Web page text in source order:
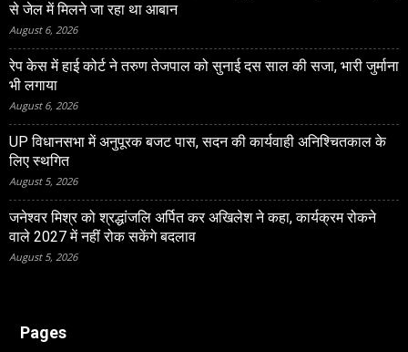
से जेल में मिलने जा रहा था आबान
August 6, 2026
रेप केस में हाई कोर्ट ने तरुण तेजपाल को सुनाई दस साल की सजा, भारी जुर्माना
भी लगाया
August 6, 2026
UP विधानसभा में अनुपूरक बजट पास, सदन की कार्यवाही अनिश्चितकाल के
लिए स्थगित
August 5, 2026
जनेश्‍वर मिश्र को श्रद्धांजलि अर्पित कर अखिलेश ने कहा, कार्यक्रम रोकने
वाले 2027 में नहीं रोक सकेंगे बदलाव
August 5, 2026
Pages